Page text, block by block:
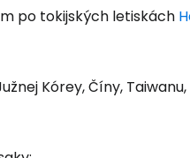
po tokijských letiskách
Kórey, Číny, Taiwanu,